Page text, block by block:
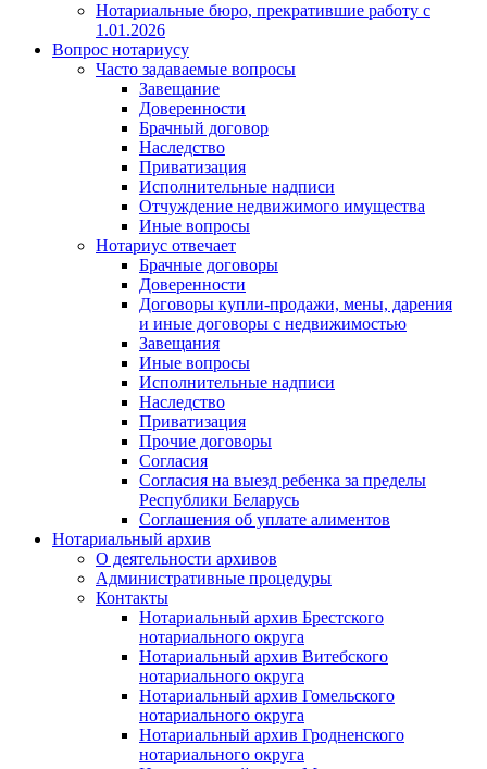
Нотариальные бюро, прекратившие работу с
1.01.2026
Вопрос нотариусу
Часто задаваемые вопросы
Завещание
Доверенности
Брачный договор
Наследство
Приватизация
Исполнительные надписи
Отчуждение недвижимого имущества
Иные вопросы
Нотариус отвечает
Брачные договоры
Доверенности
Договоры купли-продажи, мены, дарения
и иные договоры с недвижимостью
Завещания
Иные вопросы
Исполнительные надписи
Наследство
Приватизация
Прочие договоры
Согласия
Согласия на выезд ребенка за пределы
Республики Беларусь
Соглашения об уплате алиментов
Нотариальный архив
О деятельности архивов
Административные процедуры
Контакты
Нотариальный архив Брестского
нотариального округа
Нотариальный архив Витебского
нотариального округа
Нотариальный архив Гомельского
нотариального округа
Нотариальный архив Гродненского
нотариального округа